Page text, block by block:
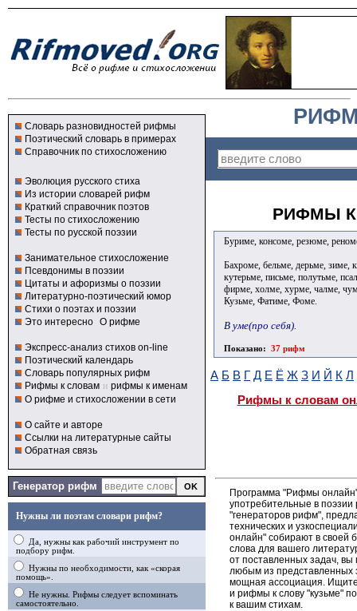
Словарь разновидностей рифмы
Поэтический словарь в примерах
Справочник по стихосложению
Эволюция русского стиха
Из истории словарей рифм
Краткий справочник поэтов
Тесты по стихосложению
Тесты по русской поэзии
Занимательное стихосложение
Псевдонимы в поэзии
Цитаты и афоризмы о поэзии
Литературно-поэтический юмор
Стихи о поэтах и поэзии
Это интересно О рифме
Экспресс-анализ стихов on-line
Поэтический календарь
Словарь популярных рифм
Рифмы к словам и рифмы к именам
О рифме и стихосложении в сети
О сайте и авторе
Ссылки на литературные сайты
Обратная связь
Генератор рифм
Нужны ли поэтам словари рифм?
Да, нужны как рабочий инструмент по
подбору рифм.
Нужны по необходимости, как «скорая
помощь».
Не нужны. Рифмы следует вспоминать
самостоятельно.
РИФМЫ К
Буриме, консоме, резюме,
Бахроме, бельме, дерьме, зиме,
кутерьме, письме, полутьме,
фирме, холме, хурме, чалме,
Кузьме, Фатиме, Фоме.
В уме(про себя).
Показано: 37 рифм
А Б В Г Д Е Ё Ж З И Й К Л
Рифмы к словам
Программа "Рифмы
употребительные в
"генераторов рифм",
технических и
онлайн" собирают в своей
слова для вашего
от поставленных задач,
любым из
мощная ассоциация. Ищите
и рифмы к слову "кузьме"
к вашим стихам.